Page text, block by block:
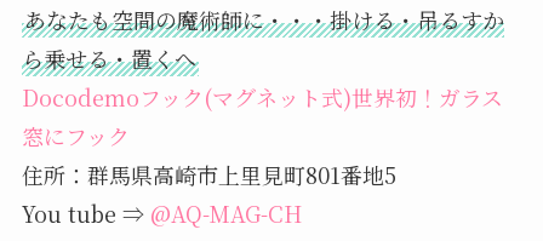
あなたも空間の魔術師に・・・掛ける・吊るすか
ら乗せる・置くへ
Docodemoフック(マグネット式)世界初！ガラス
窓にフック
住所：群馬県高崎市上里見町801番地5
You tube ⇒ @AQ-MAG-CH